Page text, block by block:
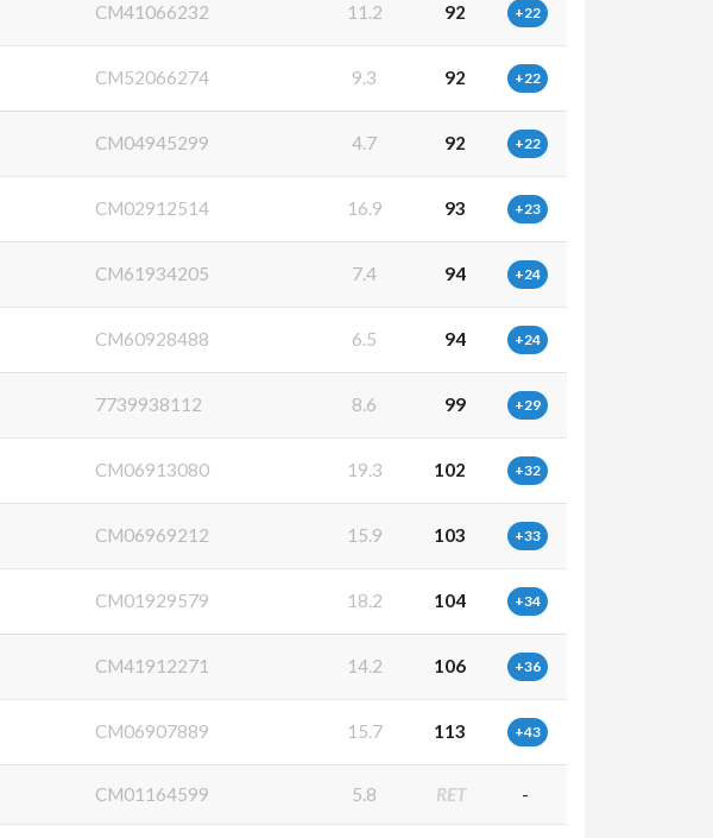
CM41066232 11.2 92 +22
CM52066274 9.3 92 +22
CM04945299 4.7 92 +22
CM02912514 16.9 93 +23
CM61934205 7.4 94 +24
CM60928488 6.5 94 +24
7739938112 8.6 99 +29
CM06913080 19.3 102 +32
CM06969212 15.9 103 +33
CM01929579 18.2 104 +34
CM41912271 14.2 106 +36
CM06907889 15.7 113 +43
CM01164599 5.8 RET -